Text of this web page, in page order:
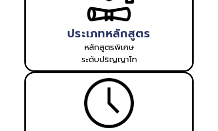
ประเภทหลักสูตร
หลักสูตรพิเศษ
ระดับปริญญาโท